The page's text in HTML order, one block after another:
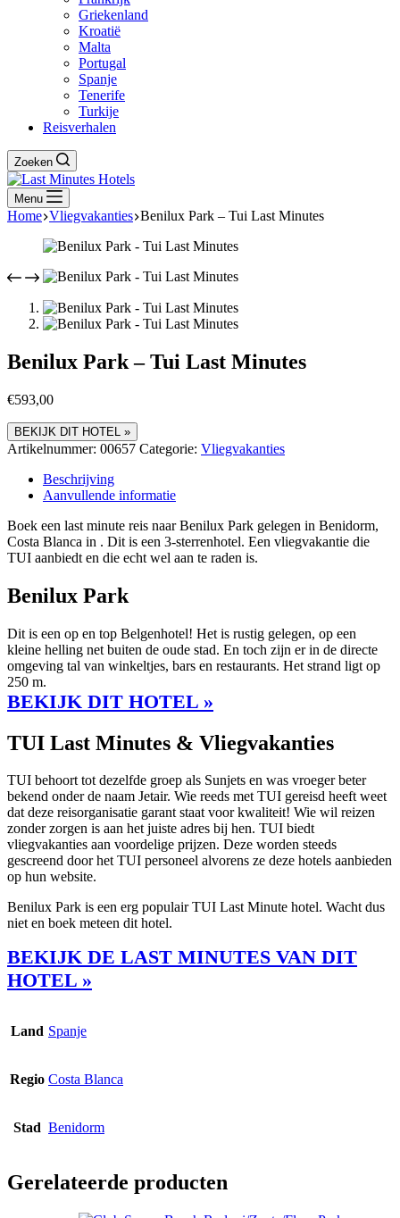
Griekenland
Kroatië
Malta
Portugal
Spanje
Tenerife
Turkije
Reisverhalen
Zoeken
Menu
Home Vliegvakanties Benilux Park – Tui Last Minutes
Benilux Park – Tui Last Minutes
€593,00
BEKIJK DIT HOTEL »
Artikelnummer: 00657 Categorie: Vliegvakanties
Beschrijving
Aanvullende informatie
Boek een last minute reis naar Benilux Park gelegen in Benidorm,
Costa Blanca in . Dit is een 3-sterrenhotel. Een vliegvakantie die
TUI aanbiedt en die echt wel aan te raden is.
Benilux Park
Dit is een op en top Belgenhotel! Het is rustig gelegen, op een
kleine helling net buiten de oude stad. En toch zijn er in de directe
omgeving tal van winkeltjes, bars en restaurants. Het strand ligt op
250 m.
BEKIJK DIT HOTEL »
TUI Last Minutes & Vliegvakanties
TUI behoort tot dezelfde groep als Sunjets en was vroeger beter
bekend onder de naam Jetair. Wie reeds met TUI gereisd heeft weet
dat deze reisorganisatie garant staat voor kwaliteit! Wie wil reizen
zonder zorgen is aan het juiste adres bij hen. TUI biedt
vliegvakanties aan voordelige prijzen. Deze worden steeds
gescreend door het TUI personeel alvorens ze deze hotels aanbieden
op hun website.
Benilux Park is een erg populair TUI Last Minute hotel. Wacht dus
niet en boek meteen dit hotel.
BEKIJK DE LAST MINUTES VAN DIT
HOTEL »
Land Spanje
Regio Costa Blanca
Stad Benidorm
Gerelateerde producten